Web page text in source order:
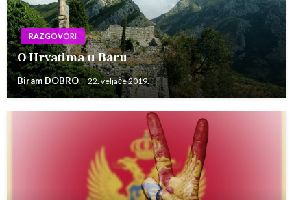
RAZGOVORI
O Hrvatima u Baru
Biram DOBRO 22. veljače 2019.